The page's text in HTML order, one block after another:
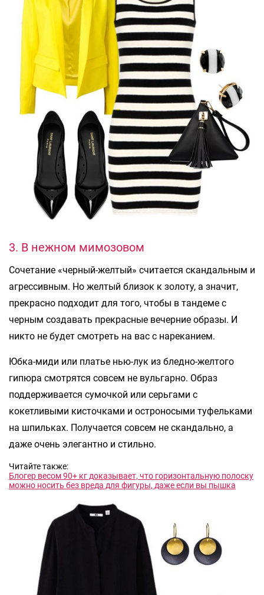
3. В нежном мимозовом
Сочетание «черный-желтый» считается скандальным и
агрессивным. Но желтый близок к золоту, а значит,
прекрасно подходит для того, чтобы в тандеме с
черным создавать прекрасные вечерние образы. И
никто не будет смотреть на вас с нареканием.
Юбка-миди или платье нью-лук из бледно-желтого
гипюра смотрятся совсем не вульгарно. Образ
поддерживается сумочкой или серьгами с
кокетливыми кисточками и остроносыми туфельками
на шпильках. Получается совсем не скандально, а
даже очень элегантно и стильно.
Читайте также:
Блогер весом 90+ кг доказывает, что горизонтальную полоску
можно носить без вреда для фигуры, даже если вы пышка